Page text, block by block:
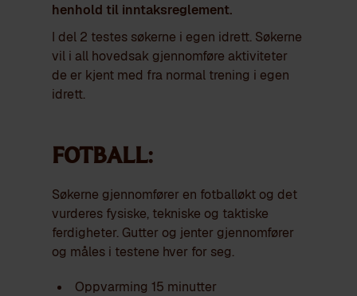
henhold til inntaksreglement.
I del 2 testes søkerne i egen idrett. Søkerne
vil i all hovedsak gjennomføre aktiviteter
de er kjent med fra normal trening i egen
idrett.
Fotball:
Søkerne gjennomfører en fotballøkt og det
vurderes fysiske, tekniske og taktiske
ferdigheter. Gutter og jenter gjennomfører
og måles i testene hver for seg.
Oppvarming 15 minutter